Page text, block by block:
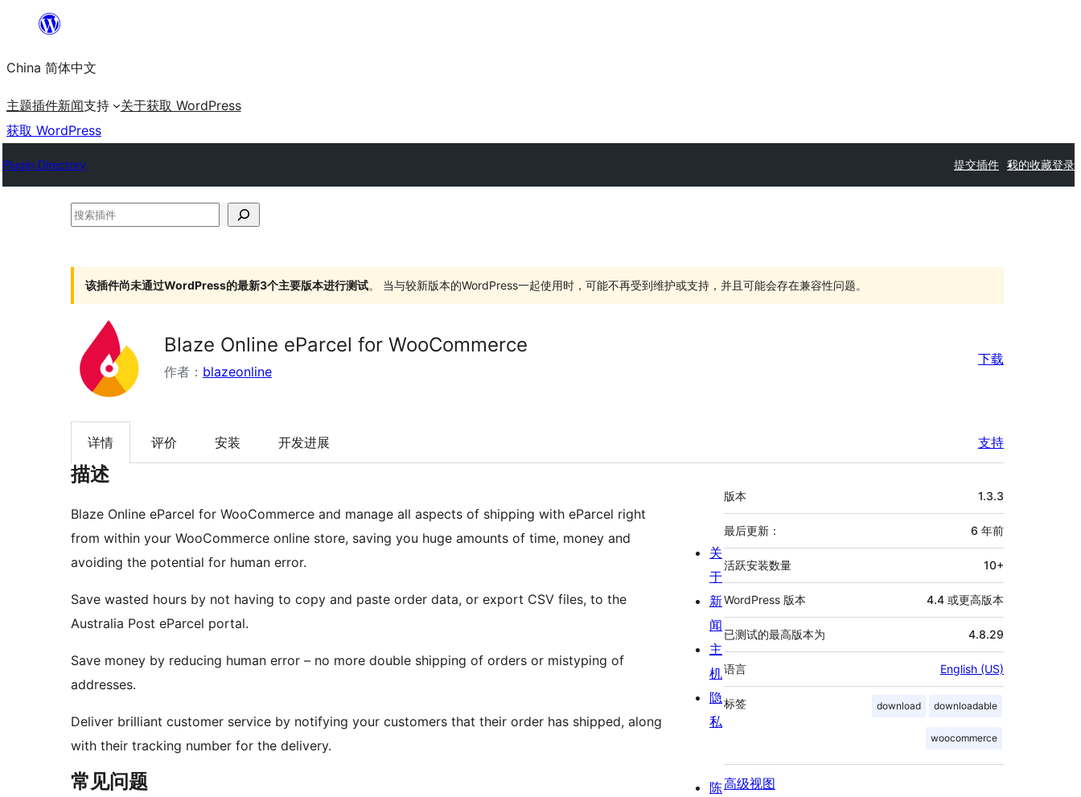
内
容
China 简体中文
主题插件新闻支持 关于获取 WordPress
获取 WordPress
Plugin Directory 提交插件 我的收藏登录
搜
该插件尚未通过WordPress的最新3个主要版本进行测试。 当与较新版本的WordPress一起使用时，可能不再受到维护或支持，并且可能会存在兼容性问题。
Blaze Online eParcel for WooCommerce
作者： blazeonline
下载
详情 评价 安装 开发进展 支持
描述
Blaze Online eParcel for WooCommerce and manage all aspects of shipping with eParcel right
from within your WooCommerce online store, saving you huge amounts of time, money and
avoiding the potential for human error.
Save wasted hours by not having to copy and paste order data, or export CSV files, to the
Australia Post eParcel portal.
Save money by reducing human error – no more double shipping of orders or mistyping of
addresses.
Deliver brilliant customer service by notifying your customers that their order has shipped, along
with their tracking number for the delivery.
常见问题
额
外
信
息
版本 1.3.3
最后更新： 6 年前
活跃安装数量 10+
WordPress 版本 4.4 或更高版本
已测试的最高版本为 4.8.29
语言 English (US)
标签 download downloadable
woocommerce
高级视图
关
于
新
闻
主
机
隐
私
陈